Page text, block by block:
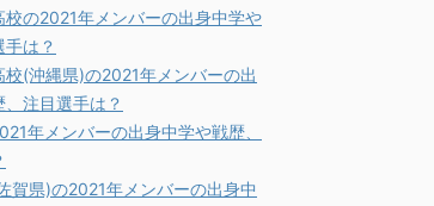
校の2021年メンバーの出身中学や
は？
校(沖縄県)の2021年メンバーの出
注目選手は？
年メンバーの出身中学や戦歴、
賀県)の2021年メンバーの出身中